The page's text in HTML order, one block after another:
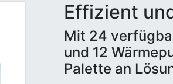
Effizient
Mit 24
und 12
Palette an